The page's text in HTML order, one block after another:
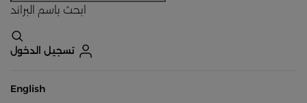
ابحث باسم البراند
تسجيل الدخول
English